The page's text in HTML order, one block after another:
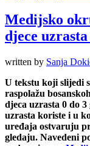
Medijsko
djece
written by Sanja
U tekstu koji slijedi
raspolažu
djeca uzrasta 0 do
uzrasta koriste i u
uređaja ostvaruju
gledaju. Navedeni